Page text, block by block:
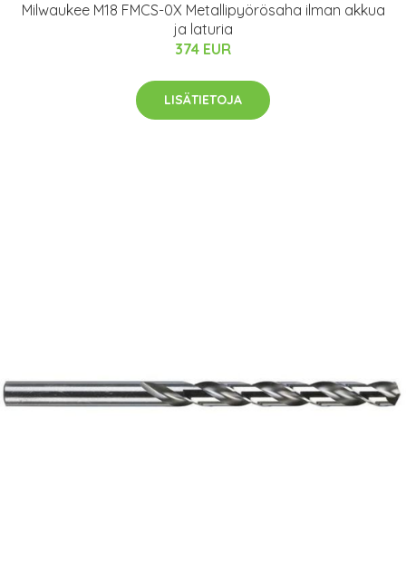
Milwaukee M18 FMCS-0X Metallipyörösaha ilman akkua
ja laturia
374 EUR
LISÄTIETOJA